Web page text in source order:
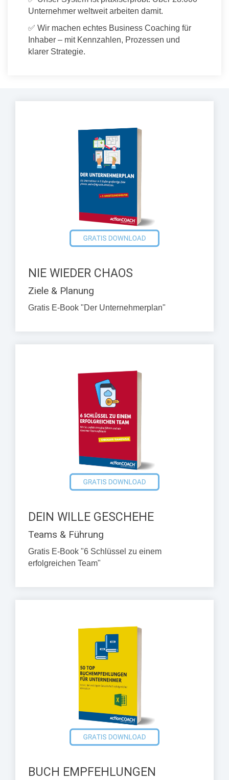
Unternehmer weltweit arbeiten damit.
✅ Wir machen echtes Business Coaching für
Inhaber – mit Kennzahlen, Prozessen und
klarer Strategie.
NIE WIEDER CHAOS
Ziele & Planung
Gratis E-Book "Der Unternehmerplan"
DEIN WILLE GESCHEHE
Teams & Führung
Gratis E-Book "6 Schlüssel zu einem
erfolgreichen Team"
BUCH EMPFEHLUNGEN